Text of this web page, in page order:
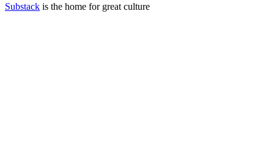
Substack is the home for great culture